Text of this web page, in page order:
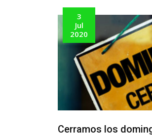
3
Jul
2020
Cerramos los